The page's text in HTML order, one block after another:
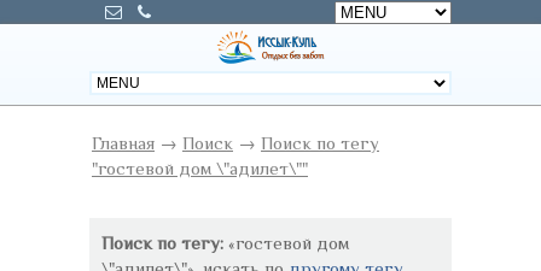
Главная → Поиск → Поиск по тегу
"гостевой дом \"адилет\""
Поиск по тегу: «гостевой дом